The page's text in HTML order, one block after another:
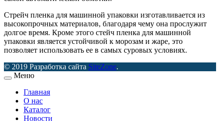
Стрейч пленка для машинной упаковки изготавливается из
высокопрочных материалов, благодаря чему она прослужит
долгое время. Кроме этого стейч пленка для машинной
упаковки является устойчивой к морозам и жаре, это
позволяет использовать ее в самых суровых условиях.
© 2019 Разработка сайта SiteZone.
Меню
Главная
О нас
Каталог
Новости